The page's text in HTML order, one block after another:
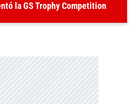
la GS Trophy Competition